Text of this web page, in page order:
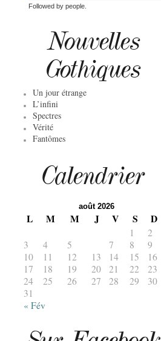
Followed by people.
Nouvelles
Gothiques
Un jour étrange
L’infini
Spectres
Vérité
Fantômes
Calendrier
août 2026
L M M J V S D
1
2
3
4 5 7 8
9
10
11 12 13 14 15
16
17
18 19 20 21 22
23
24
25 26 27 28 29
30
31
« Fév